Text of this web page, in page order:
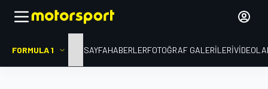
FORMULA 1 ANA SAYFAHABERLERFOTOĞRAF GALERILERI